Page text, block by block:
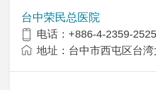
台中荣民总医院
电话：+886-4-2359-
地址：台中市西屯区台